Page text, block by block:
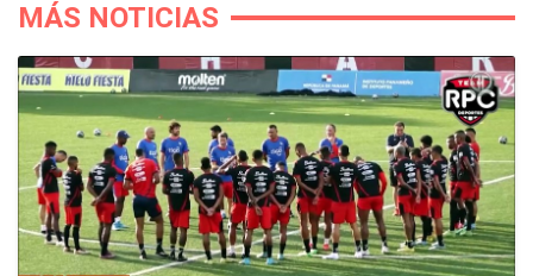
MÁS NOTICIAS